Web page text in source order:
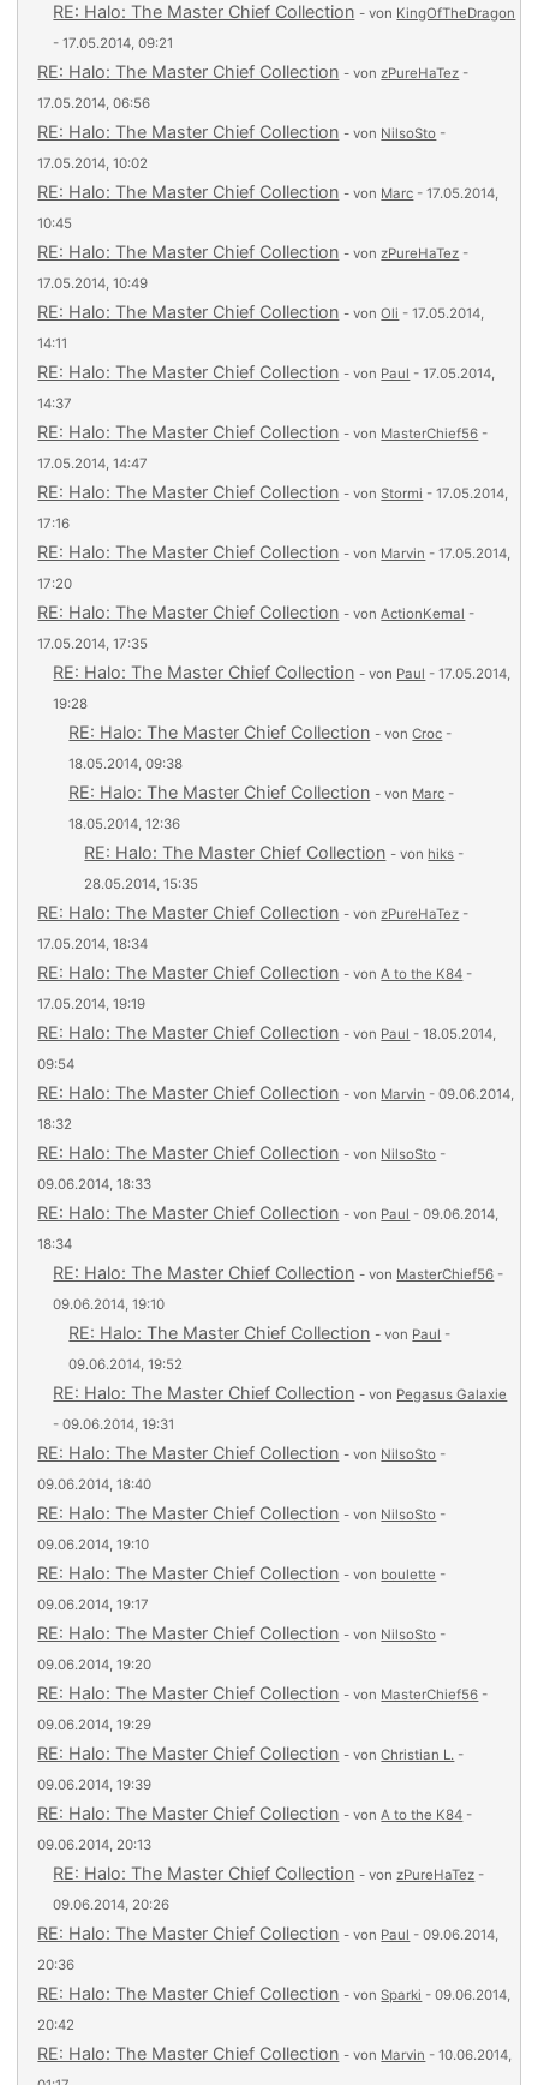
RE: Halo: The Master Chief Collection - von KingOfTheDragon
- 17.05.2014, 09:21
RE: Halo: The Master Chief Collection - vonzPureHaTez -
17.05.2014, 06:56
RE: Halo: The Master Chief Collection - von NilsoSto -
17.05.2014, 10:02
RE: Halo: The Master Chief Collection - von Marc - 17.05.2014,
10:45
RE: Halo: The Master Chief Collection - vonzPureHaTez -
17.05.2014, 10:49
RE: Halo: The Master Chief Collection - vonOli - 17.05.2014,
14:11
RE: Halo: The Master Chief Collection - von Paul - 17.05.2014,
14:37
RE: Halo: The Master Chief Collection - von MasterChief56 -
17.05.2014, 14:47
RE: Halo: The Master Chief Collection - vonStormi - 17.05.2014,
17:16
RE: Halo: The Master Chief Collection - von Marvin - 17.05.2014,
17:20
RE: Halo: The Master Chief Collection - vonActionKemal -
17.05.2014, 17:35
RE: Halo: The Master Chief Collection - von Paul - 17.05.2014,
19:28
RE: Halo: The Master Chief Collection - vonCroc -
18.05.2014, 09:38
RE: Halo: The Master Chief Collection - von Marc -
18.05.2014, 12:36
RE: Halo: The Master Chief Collection - von hiks -
28.05.2014, 15:35
RE: Halo: The Master Chief Collection - vonzPureHaTez -
17.05.2014, 18:34
RE: Halo: The Master Chief Collection - vonA to the K84 -
17.05.2014, 19:19
RE: Halo: The Master Chief Collection - von Paul - 18.05.2014,
09:54
RE: Halo: The Master Chief Collection - von Marvin - 09.06.2014,
18:32
RE: Halo: The Master Chief Collection - von NilsoSto -
09.06.2014, 18:33
RE: Halo: The Master Chief Collection - von Paul - 09.06.2014,
18:34
RE: Halo: The Master Chief Collection - von MasterChief56 -
09.06.2014, 19:10
RE: Halo: The Master Chief Collection - von Paul -
09.06.2014, 19:52
RE: Halo: The Master Chief Collection - von Pegasus Galaxie
- 09.06.2014, 19:31
RE: Halo: The Master Chief Collection - von NilsoSto -
09.06.2014, 18:40
RE: Halo: The Master Chief Collection - von NilsoSto -
09.06.2014, 19:10
RE: Halo: The Master Chief Collection - von boulette -
09.06.2014, 19:17
RE: Halo: The Master Chief Collection - von NilsoSto -
09.06.2014, 19:20
RE: Halo: The Master Chief Collection - von MasterChief56 -
09.06.2014, 19:29
RE: Halo: The Master Chief Collection - vonChristian L. -
09.06.2014, 19:39
RE: Halo: The Master Chief Collection - vonA to the K84 -
09.06.2014, 20:13
RE: Halo: The Master Chief Collection - vonzPureHaTez -
09.06.2014, 20:26
RE: Halo: The Master Chief Collection - von Paul - 09.06.2014,
20:36
RE: Halo: The Master Chief Collection - vonSparki - 09.06.2014,
20:42
RE: Halo: The Master Chief Collection - von Marvin - 10.06.2014,